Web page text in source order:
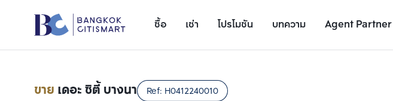
ซื้อ เช่า โปรโมชัน บทความ Agent Partner
รายละเอียดยูนิต
ขาย เดอะ ซิตี้ บางนา Ref: H0412240010